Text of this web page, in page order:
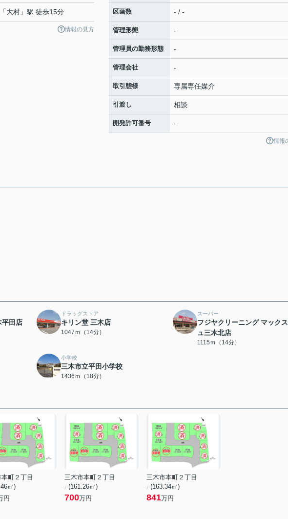
「大村 」駅 徒歩15分
情報の見方
区画数 - / -
管理形態 -
管理員の勤務形態 -
管理会社 -
取引態様 専属専任媒介
引渡し 相談
開発許可番号 -
情報
平田店
ドラッグストア
キリン堂 三木店
1047ｍ（14分）
スーパー
フジヤクリーニング マック
ュ三木北店
1115ｍ（14分）
小学校
三木市立平田小学校
1436ｍ（18分）
町２丁目
㎡)
円
三木市本町２丁目
- (161.26㎡)
700万円
三木市本町２丁目
- (163.34㎡)
841万円